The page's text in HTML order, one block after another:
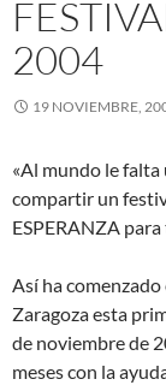
2004
19 NOVIEMBRE,
«Al mundo le
compartir un
ESPERANZA
Así ha
Zaragoza esta
de noviembre de
meses con la